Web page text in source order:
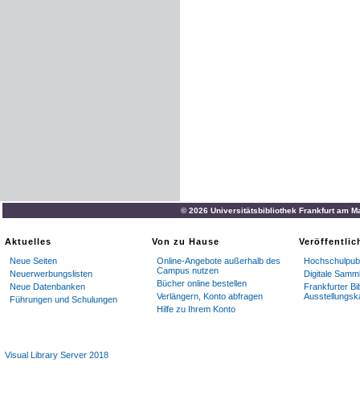
© 2026 Universitätsbibliothek Frankfurt am
Aktuelles
Neue Seiten
Neuerwerbungslisten
Neue Datenbanken
Führungen und Schulungen
Von zu Hause
Online-Angebote außerhalb des
Campus nutzen
Bücher online bestellen
Verlängern, Konto abfragen
Hilfe zu Ihrem Konto
Digitale
Frankfurter
Visual Library Server 2018